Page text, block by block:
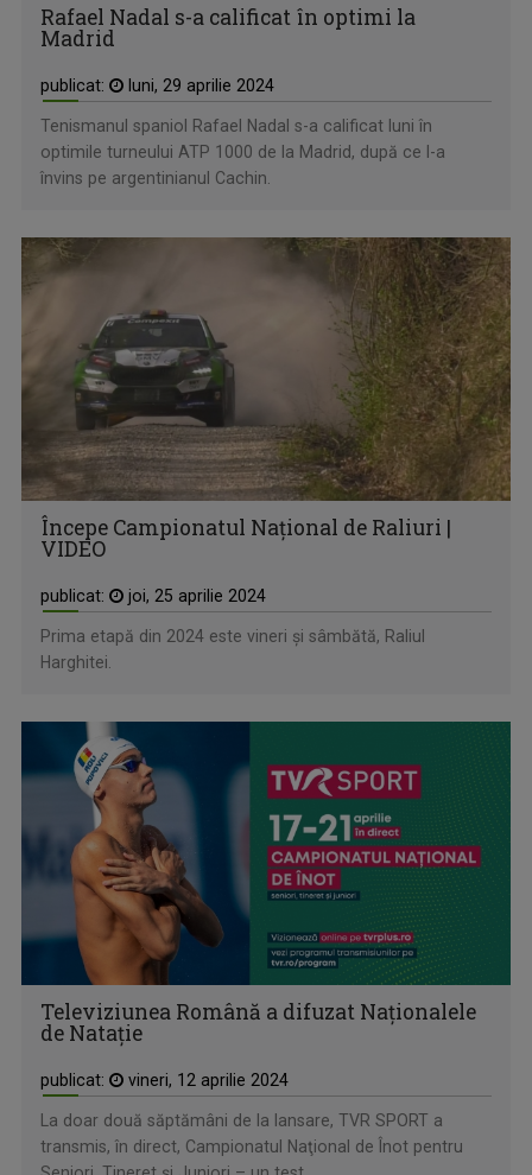
Rafael Nadal s-a calificat în optimi la
Madrid
publicat: luni, 29 aprilie 2024
Tenismanul spaniol Rafael Nadal s-a calificat luni în
optimile turneului ATP 1000 de la Madrid, după ce l-a
învins pe argentinianul Cachin.
Începe Campionatul Național de Raliuri |
VIDEO
publicat: joi, 25 aprilie 2024
Prima etapă din 2024 este vineri și sâmbătă, Raliul
Harghitei.
Televiziunea Română a difuzat Naţionalele
de Nataţie
publicat: vineri, 12 aprilie 2024
La doar două săptămâni de la lansare, TVR SPORT a
transmis, în direct, Campionatul Naţional de Înot pentru